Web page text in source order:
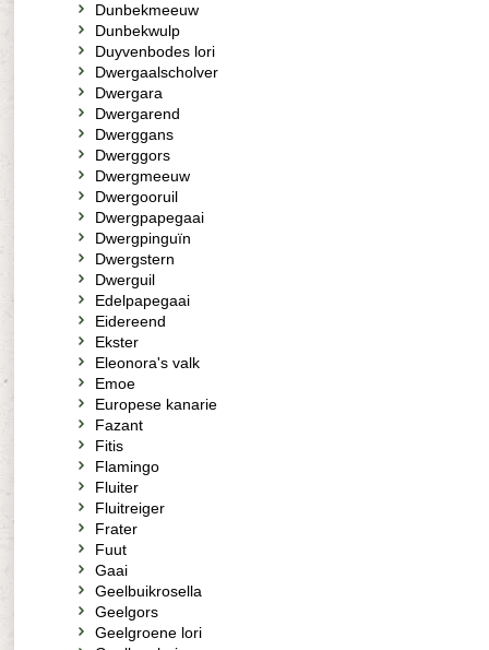
Dunbekmeeuw
Dunbekwulp
Duyvenbodes lori
Dwergaalscholver
Dwergara
Dwergarend
Dwerggans
Dwerggors
Dwergmeeuw
Dwergooruil
Dwergpapegaai
Dwergpinguïn
Dwergstern
Dwerguil
Edelpapegaai
Eidereend
Ekster
Eleonora's valk
Emoe
Europese kanarie
Fazant
Fitis
Flamingo
Fluiter
Fluitreiger
Frater
Fuut
Gaai
Geelbuikrosella
Geelgors
Geelgroene lori